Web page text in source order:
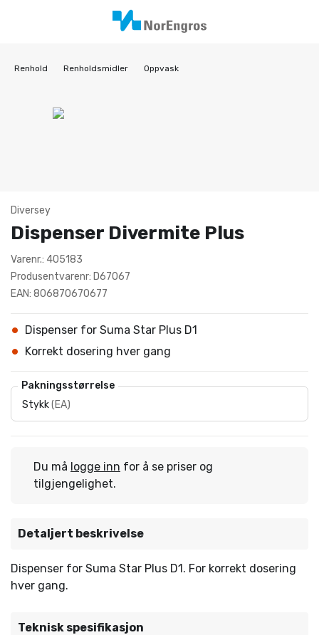
Renhold Renholdsmidler Oppvask
Diversey
Dispenser Divermite Plus
Varenr.: 405183
Produsentvarenr: D67067
EAN: 806870670677
Dispenser for Suma Star Plus D1
Korrekt dosering hver gang
Pakningsstørrelse
Stykk(EA)
Du må logge inn for å se priser og
tilgjengelighet.
Detaljert beskrivelse
Dispenser for Suma Star Plus D1. For korrekt dosering
hver gang.
Teknisk spesifikasjon